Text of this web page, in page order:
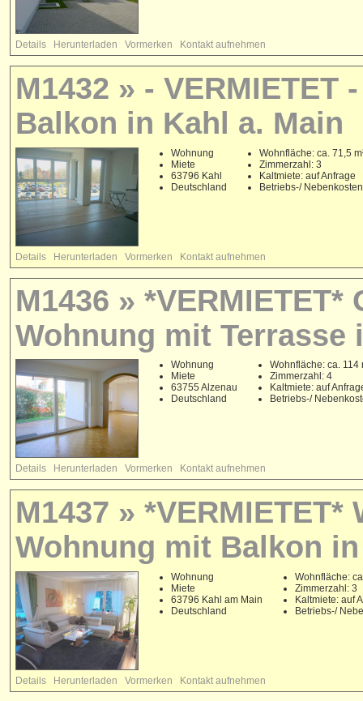
Details Herunterladen Vormerken Kontakt aufnehmen
M1432 » -
Balkon in Kahl a. Main
Wohnung
Miete
63796 Kahl
Deutschland
Wohnfläche: ca. 71,5
Zimmerzahl: 3
Kaltmiete: auf Anfrage
Betriebs-/
Details Herunterladen Vormerken Kontakt aufnehmen
M1436 »
Wohnung mit Terrasse
Wohnung
Miete
63755 Alzenau
Deutschland
Wohnfläche: ca. 114
Zimmerzahl: 4
Kaltmiete: auf
Betriebs-/
Details Herunterladen Vormerken Kontakt aufnehmen
M1437 »
Wohnung mit Balkon
Wohnung
Miete
63796 Kahl am Main
Deutschland
Wohnfläche:
Zimmerzahl: 3
Kaltmiete: auf
Betriebs-/
Details Herunterladen Vormerken Kontakt aufnehmen